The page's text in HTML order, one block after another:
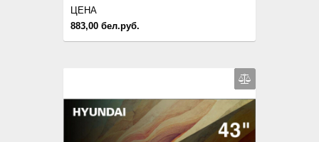
883,00 бел.руб.
ЦЕНА